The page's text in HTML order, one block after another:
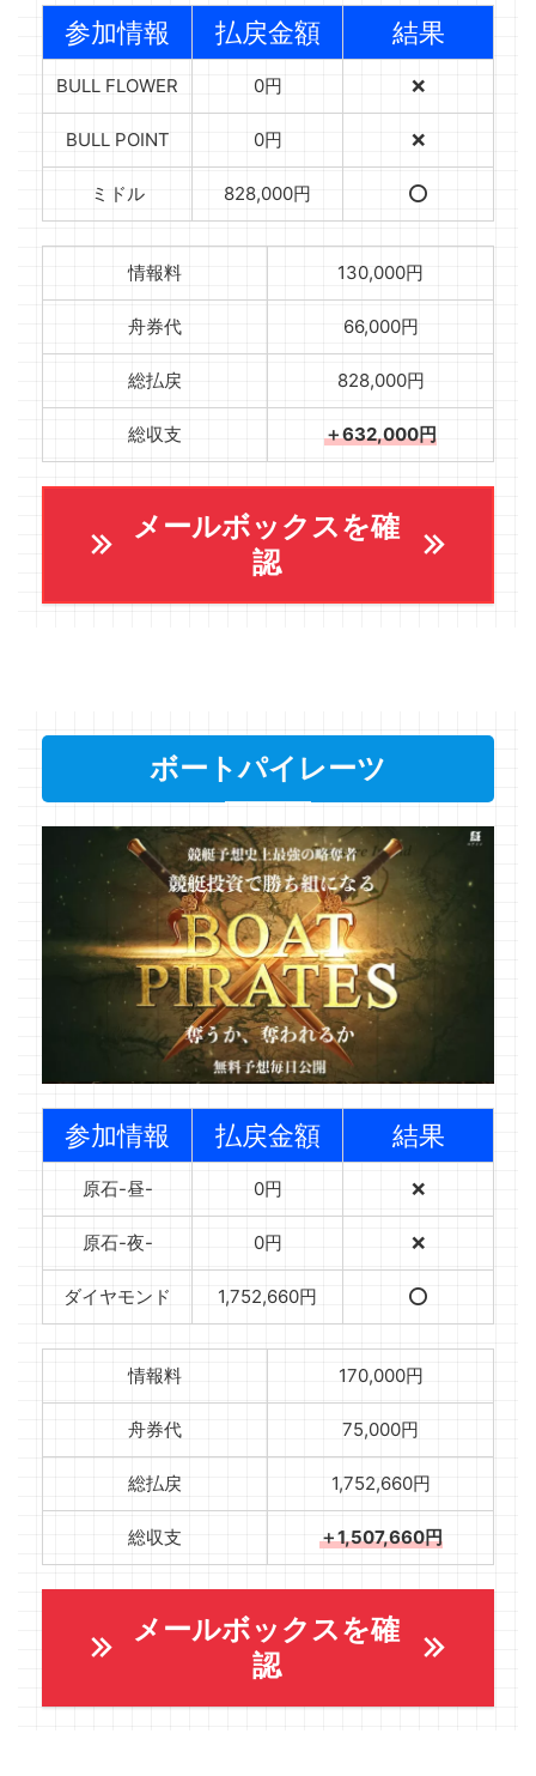
参加情報 払戻金額 結果
BULL FLOWER 0円 ❌
BULL POINT 0円 ❌
ミドル 828,000円 ⭕️
情報料 130,000円
舟券代 66,000円
総払戻 828,000円
総収支 ＋632,000円
メールボックスを確
認
ボートパイレーツ
参加情報 払戻金額 結果
原石-昼- 0円 ❌
原石-夜- 0円 ❌
ダイヤモンド 1,752,660円 ⭕️
情報料 170,000円
舟券代 75,000円
総払戻 1,752,660円
総収支 ＋1,507,660円
メールボックスを確
認